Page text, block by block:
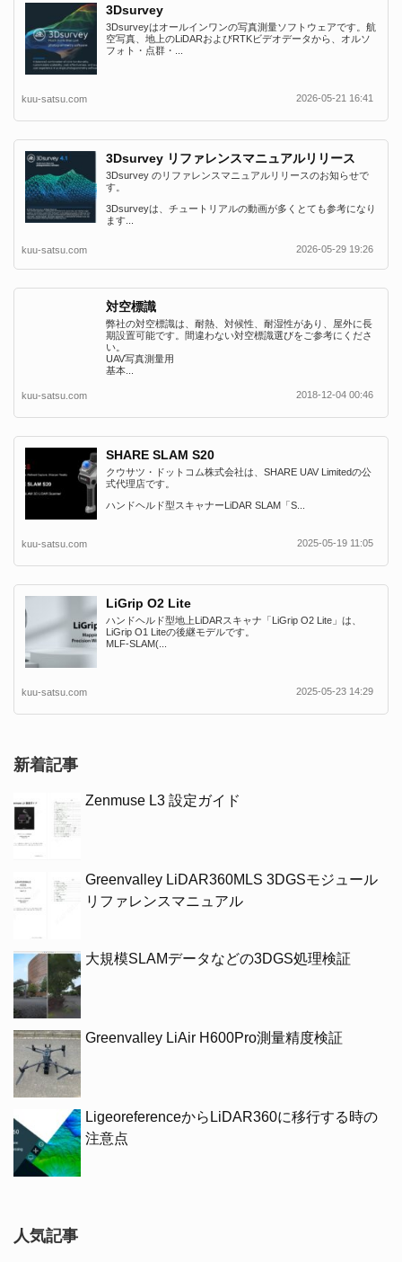
3Dsurvey
3Dsurveyはオールインワンの写真測量ソフトウェアです。航
空写真、地上のLiDARおよびRTKビデオデータから、オルソ
フォト・点群・...
kuu-satsu.com 2026-05-21 16:41
3Dsurvey リファレンスマニュアルリリース
3Dsurvey のリファレンスマニュアルリリースのお知らせで
す。
3Dsurveyは、チュートリアルの動画が多くとても参考になり
ます...
kuu-satsu.com 2026-05-29 19:26
対空標識
弊社の対空標識は、耐熱、対候性、耐湿性があり、屋外に長
期設置可能です。間違わない対空標識選びをご参考にくださ
い。
UAV写真測量用
基本...
kuu-satsu.com 2018-12-04 00:46
SHARE SLAM S20
クウサツ・ドットコム株式会社は、SHARE UAV Limitedの公
式代理店です。
ハンドヘルド型スキャナーLiDAR SLAM「S...
kuu-satsu.com 2025-05-19 11:05
LiGrip O2 Lite
ハンドヘルド型地上LiDARスキャナ「LiGrip O2 Lite」は、
LiGrip O1 Liteの後継モデルです。
MLF-SLAM(...
kuu-satsu.com 2025-05-23 14:29
新着記事
Zenmuse L3 設定ガイド
Greenvalley LiDAR360MLS 3DGSモジュール
リファレンスマニュアル
大規模SLAMデータなどの3DGS処理検証
Greenvalley LiAir H600Pro測量精度検証
LigeoreferenceからLiDAR360に移行する時の
注意点
人気記事